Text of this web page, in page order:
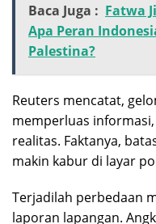
Baca Juga : Fatwa
Apa Peran
Palestina?
Reuters mencatat,
memperluas
realitas. Faktanya,
makin kabur di layar
Terjadilah perbedaan
laporan lapangan.